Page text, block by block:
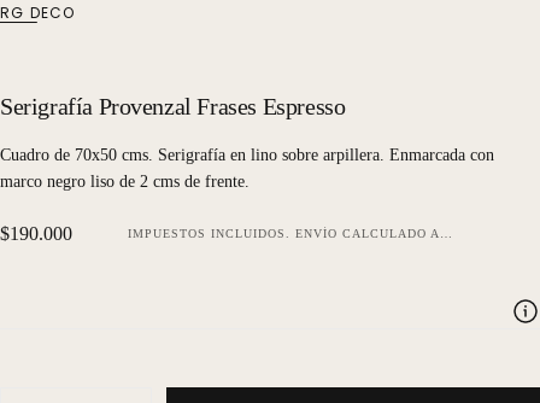
RG DECO
Serigrafía Provenzal Frases Espresso
Cuadro de 70x50 cms. Serigrafía en lino sobre arpillera. Enmarcada con
marco negro liso de 2 cms de frente.
Precio
$190.000 IMPUESTOS INCLUIDOS. ENVÍO CALCULADO AL FINALIZAR LA COMPRA.